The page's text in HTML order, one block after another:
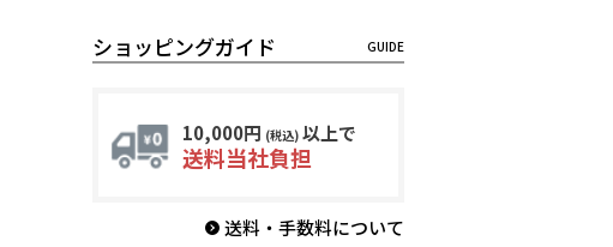
ショッピングガイド
10,000円 (税込) 以上で
送料当社負担
送料・手数料について